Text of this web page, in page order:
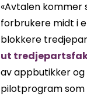
«Avtalen
forbrukere midt i
blokkere
ut
av appbutikker og
pilotprogram